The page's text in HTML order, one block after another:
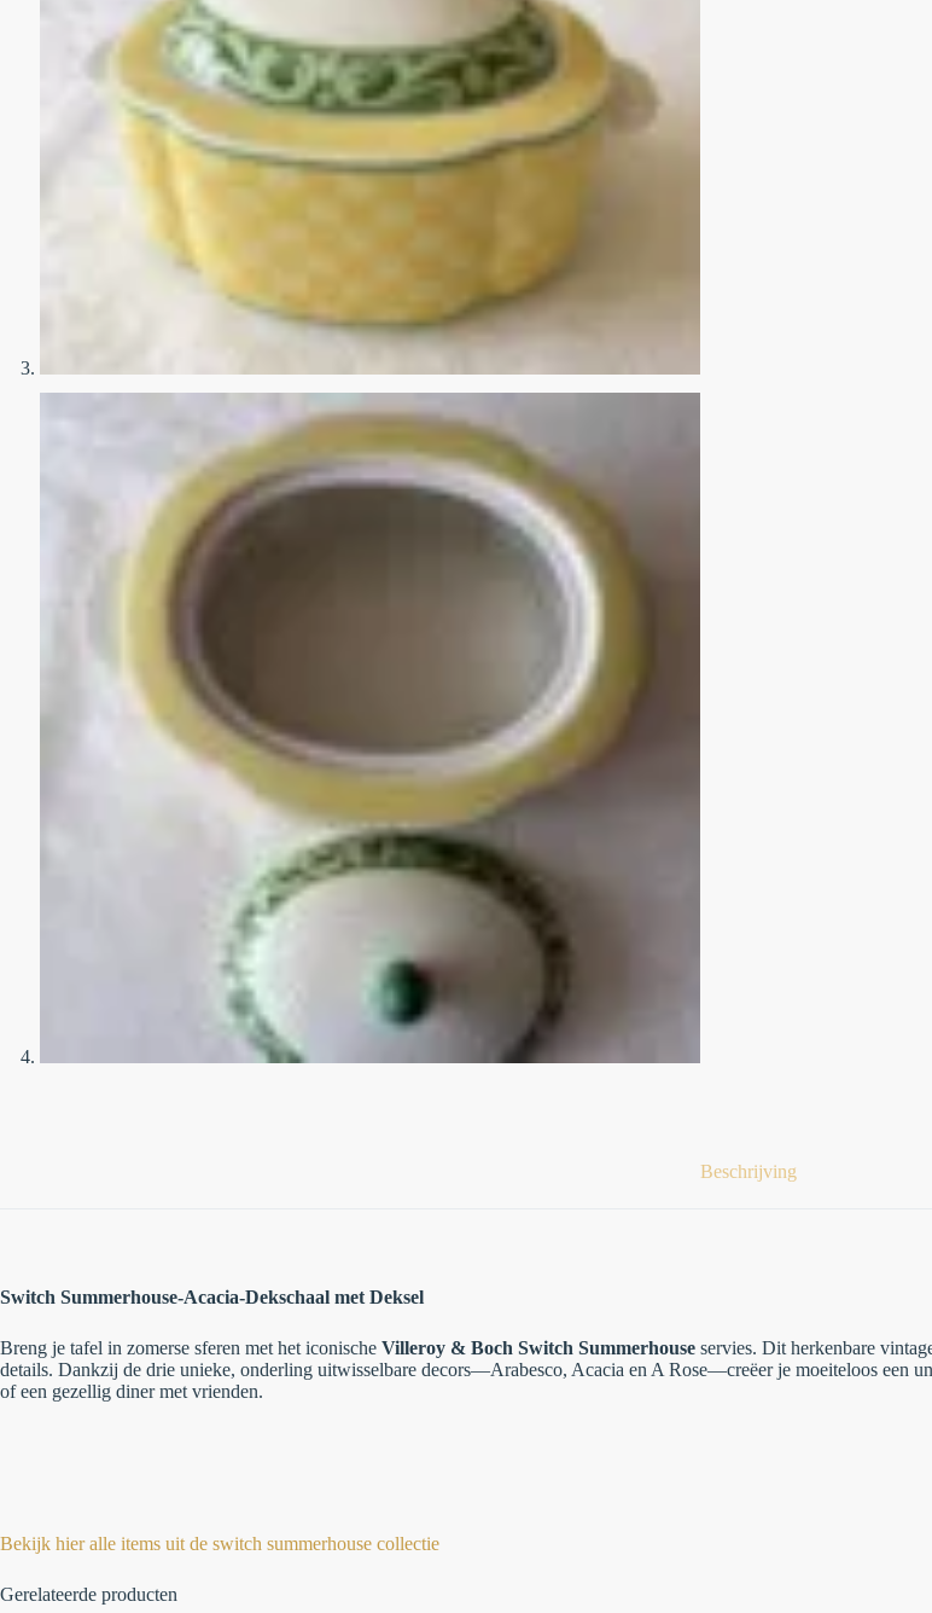
Beschrijving
Switch Summerhouse-Acacia-Dekschaal met Deksel
Breng je tafel in zomerse sferen met het iconische Villeroy & Boch Switch Summerhouse servies. Dit herkenbare
details. Dankzij de drie unieke, onderling uitwisselbare decors—Arabesco, Acacia en A Rose—creëer je moeiteloos een
of een gezellig diner met vrienden.
Bekijk hier alle items uit de switch summerhouse collectie
Gerelateerde producten